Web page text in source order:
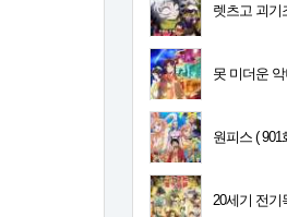
렛츠고 괴기
못 미더운
원피스 ( 901
20세기 전